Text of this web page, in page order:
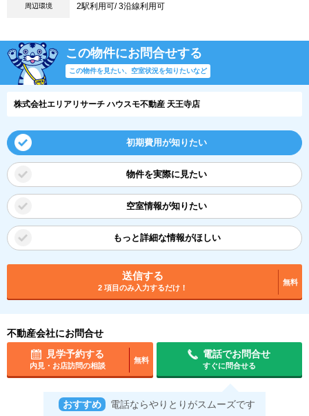
周辺環境 2駅利用可/ 3沿線利用可
この物件にお問合せする
この物件を見たい、空室状況を知りたいなど
株式会社エリアリサーチ ハウスモ不動産 天王寺店
初期費用が知りたい
物件を実際に見たい
空室情報が知りたい
もっと詳細な情報がほしい
送信する
2 項目のみ入力するだけ！
無料
不動産会社にお問合せ
見学予約する
内見・お店訪問の相談
無料
電話でお問合せ
すぐに問合せる
おすすめ 電話ならやりとりがスムーズです